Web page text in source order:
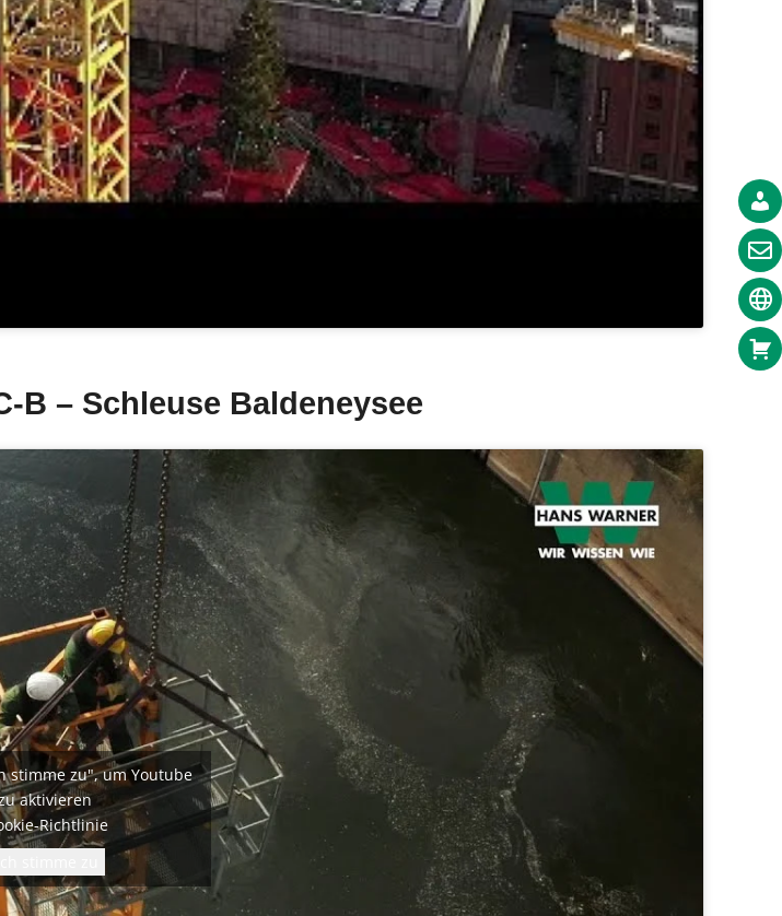
B – Schleuse Baldeneysee
stimme zu", um Youtube
aktivieren
Richtlinie